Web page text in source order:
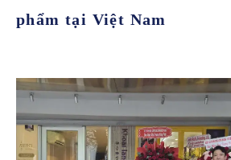
phẩm tại Việt Nam